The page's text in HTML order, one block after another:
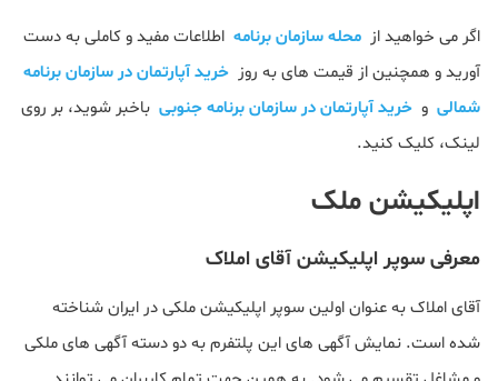
اگر می خواهید از محله سازمان برنامه اطلاعات مفید و کاملی به دست
آورید و همچنین از قیمت های به روز خرید آپارتمان در سازمان برنامه
شمالی و خرید آپارتمان در سازمان برنامه جنوبی باخبر شوید، بر روی
لینک، کلیک کنید.
اپلیکیشن ملک
معرفی سوپر اپلیکیشن آقای املاک
آقای املاک به عنوان اولین سوپر اپلیکیشن ملکی در ایران شناخته
شده است. نمایش آگهی های این پلتفرم به دو دسته آگهی های ملکی